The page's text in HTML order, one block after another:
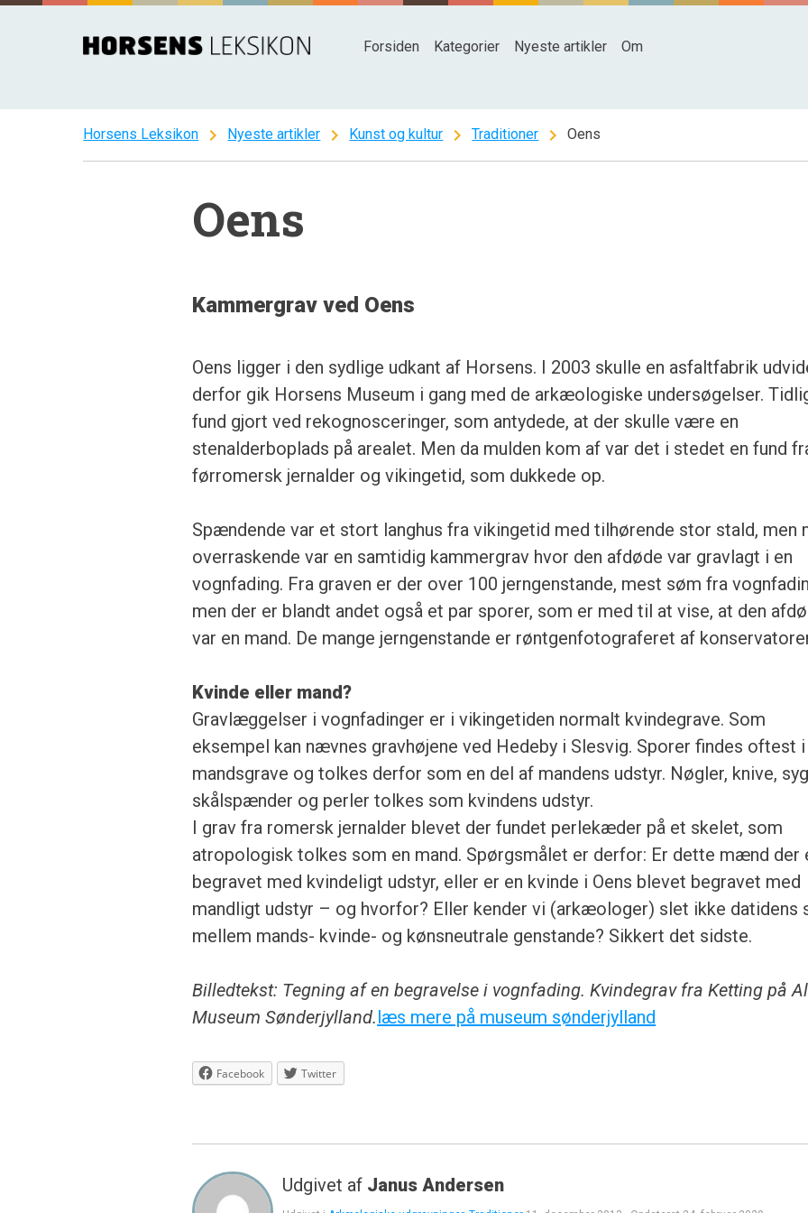
Spring
Forsiden Kategorier Nyeste artikler Om
Horsens Leksikon chevron_right Nyeste artikler chevron_right Kunst og kultur chevron_right Traditioner chevron_right Oens
Oens
Kammergrav ved Oens
Oens ligger i den sydlige udkant af Horsens. I 2003 skulle en asfaltfabrik
derfor gik Horsens Museum i gang med de arkæologiske undersøgelser.
fund gjort ved rekognosceringer, som antydede, at der skulle være en
stenalderboplads på arealet. Men da mulden kom af var det i stedet en fund
førromersk jernalder og vikingetid, som dukkede op.
Spændende var et stort langhus fra vikingetid med tilhørende stor stald, men
overraskende var en samtidig kammergrav hvor den afdøde var gravlagt i en
vognfading. Fra graven er der over 100 jerngenstande, mest søm fra
men der er blandt andet også et par sporer, som er med til at vise, at den
var en mand. De mange jerngenstande er røntgenfotograferet af
Kvinde eller mand?
Gravlæggelser i vognfadinger er i vikingetiden normalt kvindegrave. Som
eksempel kan nævnes gravhøjene ved Hedeby i Slesvig. Sporer findes oftest i
mandsgrave og tolkes derfor som en del af mandens udstyr. Nøgler, knive,
skålspænder og perler tolkes som kvindens udstyr.
I grav fra romersk jernalder blevet der fundet perlekæder på et skelet, som
atropologisk tolkes som en mand. Spørgsmålet er derfor: Er dette mænd der
begravet med kvindeligt udstyr, eller er en kvinde i Oens blevet begravet med
mandligt udstyr – og hvorfor? Eller kender vi (arkæologer) slet ikke datidens
mellem mands- kvinde- og kønsneutrale genstande? Sikkert det sidste.
Billedtekst: Tegning af en begravelse i vognfading. Kvindegrav fra Ketting på
Museum Sønderjylland.læs mere på museum sønderjylland
Facebook Twitter
Udgivet af Janus Andersen